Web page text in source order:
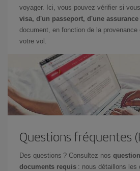
voyager. Ici, vous pouvez vérifier si
visa, d'un passeport, d'une assurance
document, en fonction de la
votre vol.
Questions fréquentes
Des questions ? Consultez nos
documents requis : nous détaillons les